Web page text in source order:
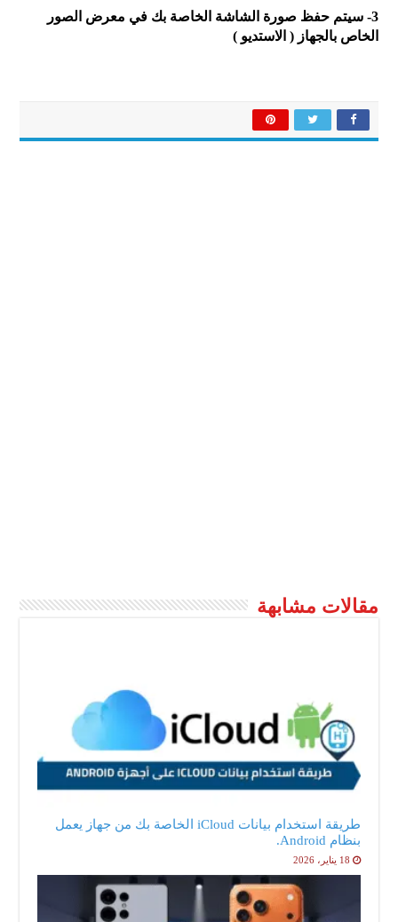
تم حفظ صورة الشاشة الخاصة بك في معرض الصور
الخاص بالجهاز ( الاستديو )
مقالات مشابهة
طريقة استخدام بيانات iCloud الخاصة بك من جهاز يعمل
بنظام Android.
18 يناير، 2026